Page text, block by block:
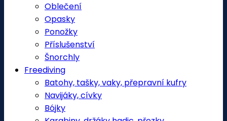
Oblečení
Opasky
Ponožky
Příslušenství
Šnorchly
Freediving
Batohy, tašky, vaky, přepravní kufry
Navijáky, cívky
Bójky